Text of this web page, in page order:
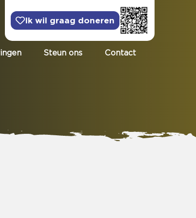
Ik wil graag doneren
Steun ons Contact